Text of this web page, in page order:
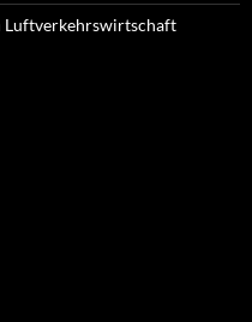
Luftverkehrswirtschaft